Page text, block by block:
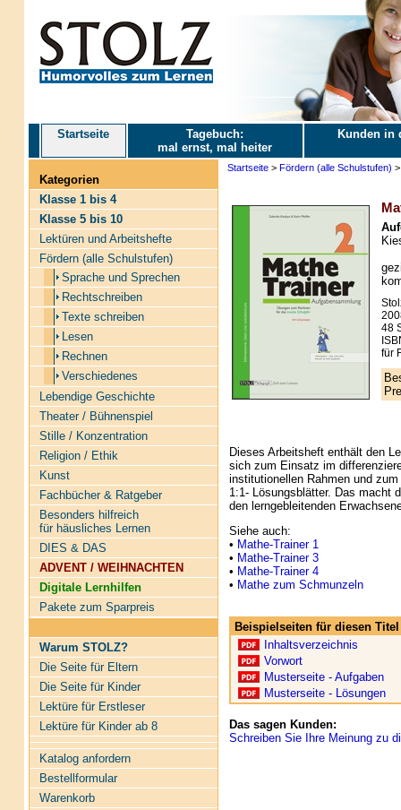
Startseite
Tagebuch:
mal ernst, mal heiter
Kunden in
Kategorien
Klasse 1 bis 4
Klasse 5 bis 10
Lektüren und Arbeitshefte
Fördern (alle Schulstufen)
Sprache und Sprechen
Rechtschreiben
Texte schreiben
Lesen
Rechnen
Verschiedenes
Lebendige Geschichte
Theater / Bühnenspiel
Stille / Konzentration
Religion / Ethik
Kunst
Fachbücher & Ratgeber
Besonders hilfreich
für häusliches Lernen
DIES & DAS
ADVENT / WEIHNACHTEN
Digitale Lernhilfen
Pakete zum Sparpreis
Warum STOLZ?
Die Seite für Eltern
Die Seite für Kinder
Lektüre für Erstleser
Lektüre für Kinder ab 8
Katalog anfordern
Bestellformular
Warenkorb
Startseite> Fördern (alle Schulstufen)
48
für
Dieses Arbeitsheft enthält den
sich zum Einsatz im
institutionellen Rahmen und
1:1- Lösungsblätter. Das macht
den lerngebleitenden
Siehe auch:
• Mathe-Trainer 1
• Mathe-Trainer 3
• Mathe-Trainer 4
• Mathe zum Schmunzeln
Beispielseiten für diesen
Inhaltsverzeichnis
Vorwort
Musterseite - Aufgaben
Musterseite - Lösungen
Das sagen Kunden:
Schreiben Sie Ihre Meinung zu